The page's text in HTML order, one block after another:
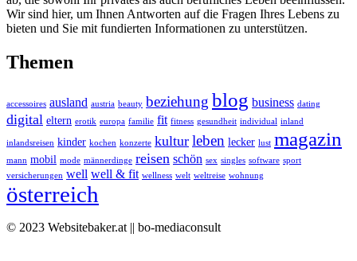
Wir sind hier, um Ihnen Antworten auf die Fragen Ihres Lebens zu
bieten und Sie mit fundierten Informationen zu unterstützen.
Themen
accessoires ausland austria beauty beziehung blog business dating
digital eltern erotik europa familie fit fitness gesundheit individual inland
inlandsreisen kinder kochen konzerte kultur leben lecker lust magazin
mann mobil mode männerdinge reisen schön sex singles software sport
versicherungen well well & fit wellness welt weltreise wohnung
österreich
© 2023 Websitebaker.at || bo-mediaconsult